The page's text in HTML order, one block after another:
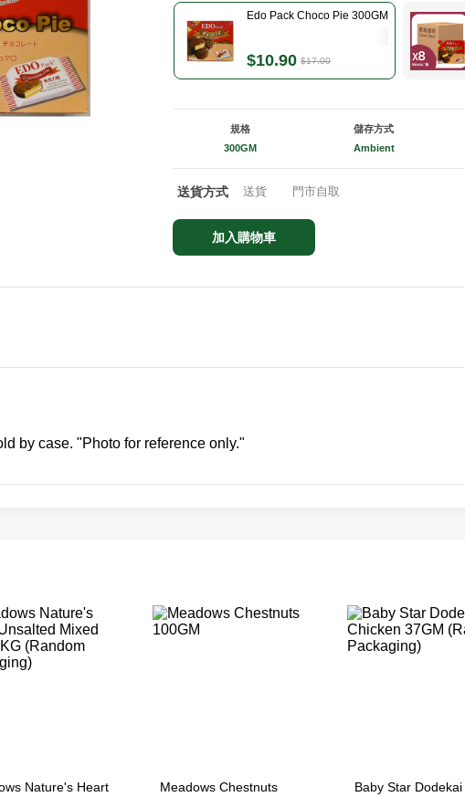
Edo Pack Choco Pie 300GM
$10.90 $17.00
規格
300GM
儲存方式
Ambient
送貨方式 送貨 門市自取
加入購物車
by case. "Photo for reference only."
Nature's Heart
Meadows Chestnuts
Baby Star